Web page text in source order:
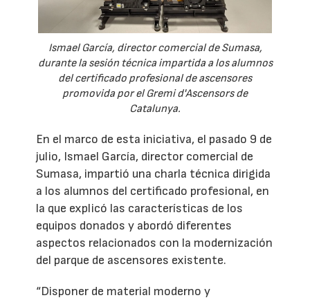
Ismael García, director comercial de Sumasa,
durante la sesión técnica impartida a los alumnos
del certificado profesional de ascensores
promovida por el Gremi d'Ascensors de
Catalunya.
En el marco de esta iniciativa, el pasado 9 de
julio, Ismael García, director comercial de
Sumasa, impartió una charla técnica dirigida
a los alumnos del certificado profesional, en
la que explicó las características de los
equipos donados y abordó diferentes
aspectos relacionados con la modernización
del parque de ascensores existente.
“Disponer de material moderno y